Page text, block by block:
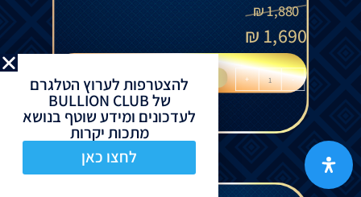
1,880
₪
1,690
₪
-
+ הוספה לסל
להצטרפות לערוץ הטלגרם
של BULLION CLUB
לעדכונים ומידע שוטף בנושא
מתכות יקרות
לחצו כאן